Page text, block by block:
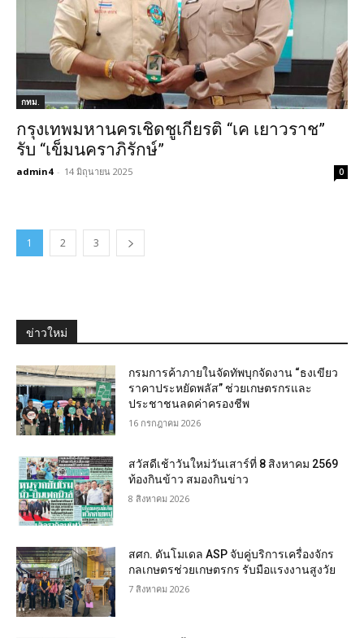
กทม.
กรุงเทพมหานครเชิดชูเกียรติ “เค เยาวราช”
รับ “เข็มนคราภิรักษ์”
admin4 - 14 มิถุนายน 2025 0
1 2 3
ข่าวใหม่
กรมการค้าภายในจัดทัพบุกจัดงาน “ธงเขียว
ราคาประหยัดพลัส” ช่วยเกษตรกรและ
ประชาชนลดค่าครองชีพ
16 กรกฎาคม 2026
สวัสดีเช้าวันใหม่วันเสาร์ที่ 8 สิงหาคม 2569
ท้องกินข้าว สมองกินข่าว
8 สิงหาคม 2026
สศก. ดันโมเดล ASP จับคู่บริการเครื่องจักร
กลเกษตรช่วยเกษตรกร รับมือแรงงานสูงวัย
7 สิงหาคม 2026